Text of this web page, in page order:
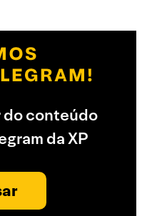
do conteúdo
da XP